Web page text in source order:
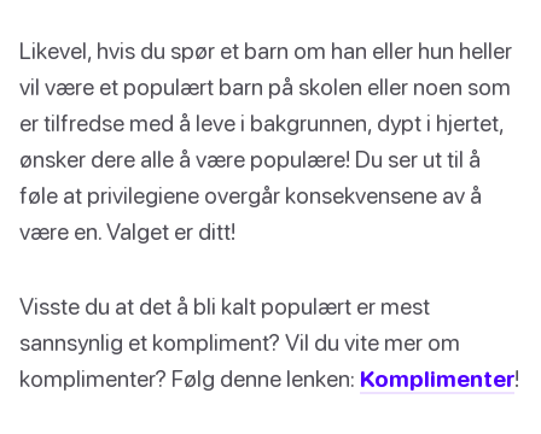
Likevel, hvis du spør et barn om han eller hun heller
vil være et populært barn på skolen eller noen som
er tilfredse med å leve i bakgrunnen, dypt i hjertet,
ønsker dere alle å være populære! Du ser ut til å
føle at privilegiene overgår konsekvensene av å
være en. Valget er ditt!
Visste du at det å bli kalt populært er mest
sannsynlig et kompliment? Vil du vite mer om
komplimenter? Følg denne lenken: Komplimenter!